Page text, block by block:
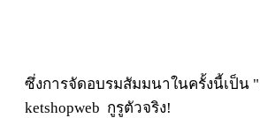
ซึ่งการจัดอบรมสัมมนาในครั้งนี้เป็น
ketshopweb กูรูตัวจริง!